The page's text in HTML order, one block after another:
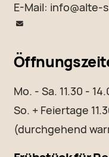
E-Mail: info@alte-
Mo. - Sa. 11.30 -
So. + Feiertage
(durchgehend